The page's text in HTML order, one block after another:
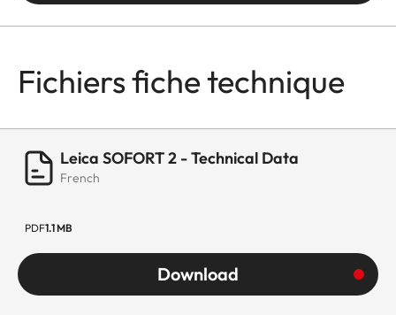
Fichiers fiche technique
Leica SOFORT 2 - Technical Data
French
PDF1.1 MB
Download